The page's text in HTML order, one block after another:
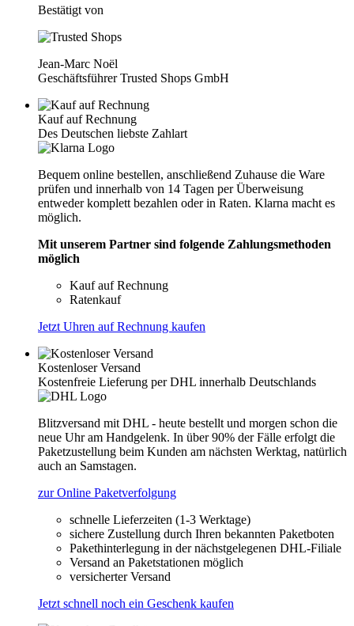
Bestätigt von
Jean-Marc Noël
Geschäftsführer Trusted Shops GmbH
Kauf auf Rechnung
Des Deutschen liebste Zahlart
Bequem online bestellen, anschließend Zuhause die Ware
prüfen und innerhalb von 14 Tagen per Überweisung
entweder komplett bezahlen oder in Raten. Klarna macht es
möglich.
Mit unserem Partner sind folgende Zahlungsmethoden
möglich
Kauf auf Rechnung
Ratenkauf
Jetzt Uhren auf Rechnung kaufen
Kostenloser Versand
Kostenfreie Lieferung per DHL innerhalb Deutschlands
Blitzversand mit DHL - heute bestellt und morgen schon die
neue Uhr am Handgelenk. In über 90% der Fälle erfolgt die
Paketzustellung beim Kunden am nächsten Werktag, natürlich
auch an Samstagen.
zur Online Paketverfolgung
schnelle Lieferzeiten (1-3 Werktage)
sichere Zustellung durch Ihren bekannten Paketboten
Pakethinterlegung in der nächstgelegenen DHL-Filiale
Versand an Paketstationen möglich
versicherter Versand
Jetzt schnell noch ein Geschenk kaufen